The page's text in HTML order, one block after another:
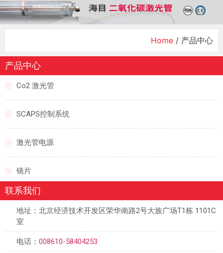
Home / 产品中心
产品中心
Co2 激光管
SCAPS控制系统
激光管电源
镜片
联系我们
地址：北京经济技术开发区荣华南路2号大族广场T1栋 1101C
室
电话： 008610-58404253